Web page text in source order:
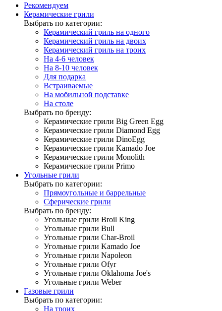
Рекомендуем
Керамические грили
Выбрать по категории:
Керамический гриль на одного
Керамический гриль на двоих
Керамический гриль на троих
На 4-6 человек
На 8-10 человек
Для подарка
Встраиваемые
На мобильной подставке
На столе
Выбрать по бренду:
Керамические грили Big Green Egg
Керамические грили Diamond Egg
Керамические грили DinoEgg
Керамические грили Kamado Joe
Керамические грили Monolith
Керамические грили Primo
Угольные грили
Выбрать по категории:
Прямоугольные и баррельные
Сферические грили
Выбрать по бренду:
Угольные грили Broil King
Угольные грили Bull
Угольные грили Char-Broil
Угольные грили Kamado Joe
Угольные грили Napoleon
Угольные грили Ofyr
Угольные грили Oklahoma Joe's
Угольные грили Weber
Газовые грили
Выбрать по категории:
На троих